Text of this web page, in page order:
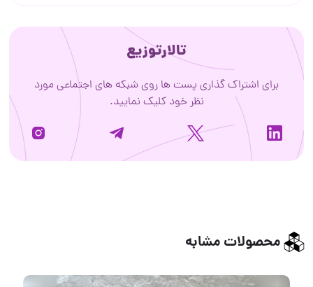
تالارتوزیع
برای اشتراک گذاری پست ها روی شبکه های اجتماعی مورد
نظر خود کلیک نمایید.
محصولات مشابه